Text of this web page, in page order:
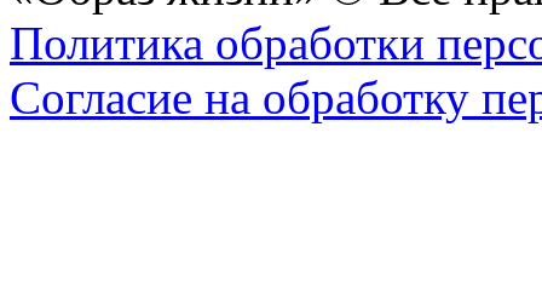
Политика обработки
Согласие на обработку